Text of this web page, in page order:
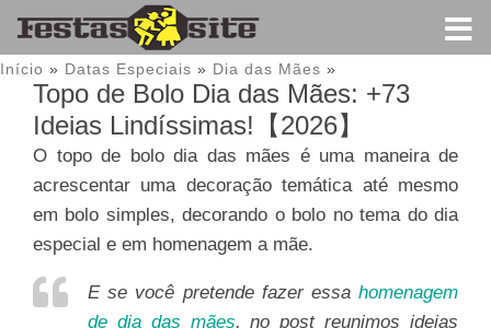
Início » Datas Especiais » Dia das Mães »
Topo de Bolo Dia das Mães: +73
Ideias Lindíssimas!【2026】
O topo de bolo dia das mães é uma maneira de
acrescentar uma decoração temática até mesmo
em bolo simples, decorando o bolo no tema do dia
especial e em homenagem a mãe.
E se você pretende fazer essa homenagem
de dia das mães, no post reunimos ideias